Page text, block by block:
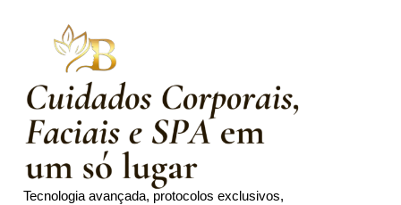
Tecnologia avançada, protocolos exclusivos,